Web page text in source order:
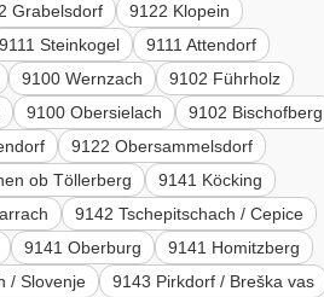
Grabelsdorf
9122 Klopein
9111 Steinkogel
9111 Attendorf
9100 Wernzach
9102 Führholz
9100 Obersielach
9102 Bischofberg
9122 Obersammelsdorf
ob Töllerberg
9141 Köcking
9142 Tschepitschach / Cepice
9141 Oberburg
9141 Homitzberg
/ Slovenje
9143 Pirkdorf / Breška vas